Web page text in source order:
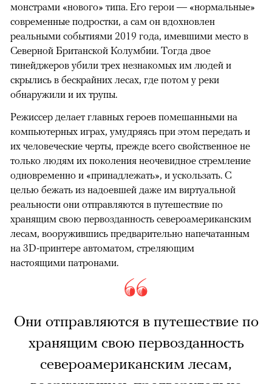
монстрами «нового» типа. Его герои — «нормальные»
современные подростки, а сам он вдохновлен
реальными событиями 2019 года, имевшими место в
Северной Британской Колумбии. Тогда двое
тинейджеров убили трех незнакомых им людей и
скрылись в бескрайних лесах, где потом у реки
обнаружили и их трупы.
Режиссер делает главных героев помешанными на
компьютерных играх, умудряясь при этом передать и
их человеческие черты, прежде всего свойственное не
только людям их поколения неочевидное стремление
одновременно и «принадлежать», и ускользать. С
целью бежать из надоевшей даже им виртуальной
реальности они отправляются в путешествие по
хранящим свою первозданность североамериканским
лесам, вооружившись предварительно напечатанным
на 3D-принтере автоматом, стреляющим
настоящими патронами.
Они отправляются в путешествие по
хранящим свою первозданность
североамериканским лесам,